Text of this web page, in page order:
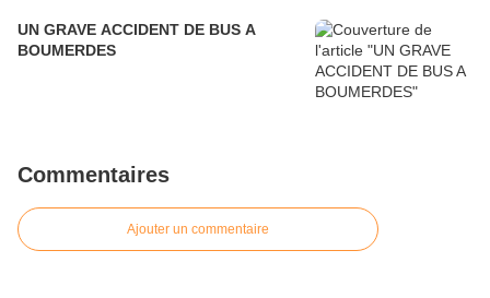
UN GRAVE ACCIDENT DE BUS A
BOUMERDES
Commentaires
Ajouter un commentaire